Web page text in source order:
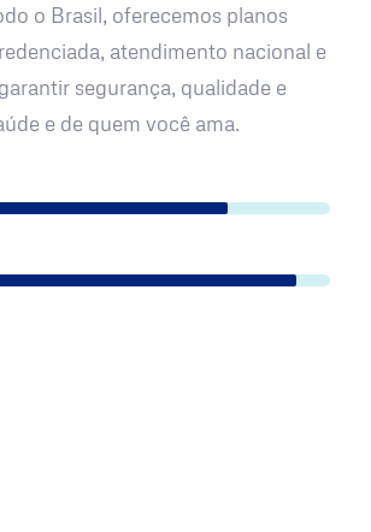
o Brasil, oferecemos planos
atendimento nacional e
segurança, qualidade e
e de quem você ama.